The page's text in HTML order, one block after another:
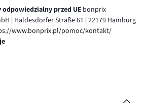
przed UE bonprix
| Haldesdorfer Straße 61 | 22179 Hamburg
www.bonprix.pl/pomoc/kontakt/